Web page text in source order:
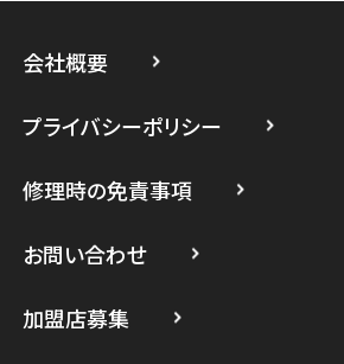
スマホスピタル たまプラーザ駅前
スマホスピタル 登戸・向ヶ丘遊園
スマホスピタル 武蔵小杉
会社概要
プライバシーポリシー
修理時の免責事項
お問い合わせ
加盟店募集